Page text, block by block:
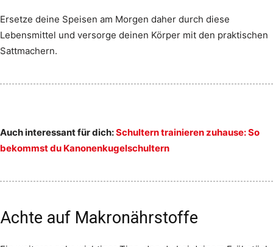
Ersetze deine Speisen am Morgen daher durch diese
Lebensmittel und versorge deinen Körper mit den praktischen
Sattmachern.
Auch interessant für dich:Schultern trainieren zuhause: So
bekommst du Kanonenkugelschultern
Achte auf Makronährstoffe